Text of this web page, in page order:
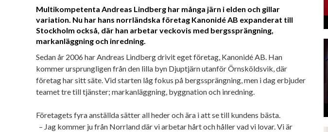
Multikompetenta Andreas Lindberg har många järn i elden och gillar
variation. Nu har hans norrländska företag Kanonidé AB expanderat till
Stockholm också, där han arbetar veckovis med bergssprängning,
markanläggning och inredning.
Sedan år 2006 har Andreas Lindberg drivit eget företag, Kanonidé AB. Han
kommer ursprungligen från den lilla byn Djuptjärn utanför Örnsköldsvik, där
företag har sitt säte. Vid starten låg fokus på bergssprängning, men i dag erbjuder
teamet tre till tjänster; markanläggning, byggnation och inredning.
Företagets fyra anställda sätter all heder och ära i att se till kundens bästa.
– Jag kommer ju från Norrland där vi arbetar hårt och håller vad vi lovar. Vi är